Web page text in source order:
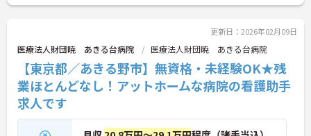
更新日：2026年02月09日
医療法人財団暁 あきる台病院 医療法人財団暁 あきる台病院
【東京都／あきる野市】無資格・未経験OK★残
業ほとんどなし！アットホームな病院の看護助手
求人です